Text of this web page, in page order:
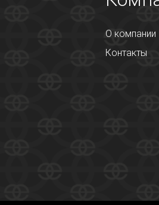
О компании
Контакты